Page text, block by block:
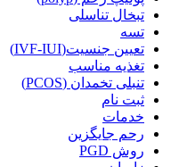
تبخال تناسلی
تسه
تعیین جنسیت(IVF-IUI)
تغذیه مناسب
تنبلی تخمدان (PCOS)
ثبت نام
خدمات
رحم جایگزین
روش PGD